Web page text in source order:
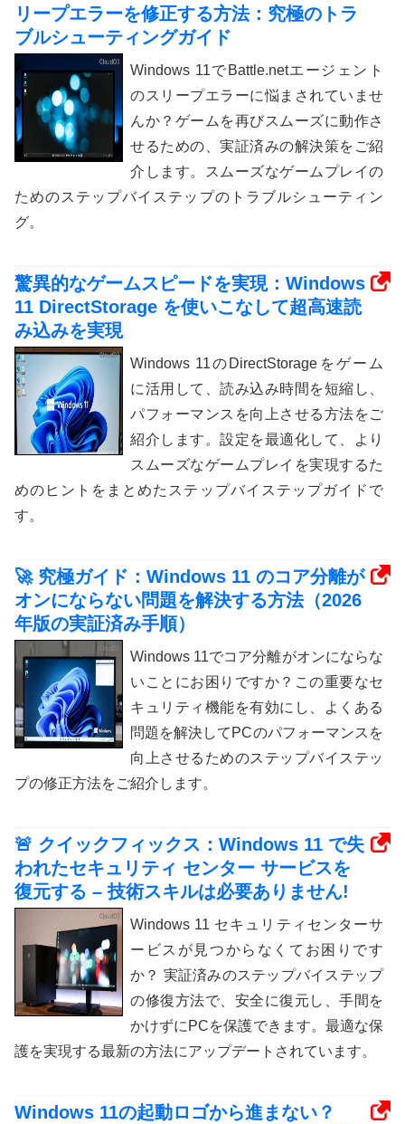
リープエラーを修正する方法：究極のトラ
ブルシューティングガイド
Windows 11でBattle.netエージェント
のスリープエラーに悩まされていませ
んか？ゲームを再びスムーズに動作さ
せるための、実証済みの解決策をご紹
介します。スムーズなゲームプレイの
ためのステップバイステップのトラブルシューティン
グ。
驚異的なゲームスピードを実現：Windows
11 DirectStorage を使いこなして超高速読
み込みを実現
Windows 11のDirectStorageをゲーム
に活用して、読み込み時間を短縮し、
パフォーマンスを向上させる方法をご
紹介します。設定を最適化して、より
スムーズなゲームプレイを実現するた
めのヒントをまとめたステップバイステップガイドで
す。
🚀 究極ガイド：Windows 11 のコア分離が
オンにならない問題を解決する方法（2026
年版の実証済み手順）
Windows 11でコア分離がオンにならな
いことにお困りですか？この重要なセ
キュリティ機能を有効にし、よくある
問題を解決してPCのパフォーマンスを
向上させるためのステップバイステッ
プの修正方法をご紹介します。
🚨 クイックフィックス：Windows 11 で失
われたセキュリティ センター サービスを
復元する – 技術スキルは必要ありません!
Windows 11 セキュリティセンターサ
ービスが見つからなくてお困りです
か？ 実証済みのステップバイステップ
の修復方法で、安全に復元し、手間を
かけずにPCを保護できます。最適な保
護を実現する最新の方法にアップデートされています。
Windows 11の起動ロゴから進まない？